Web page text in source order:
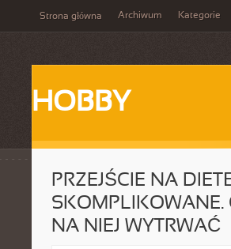
Strona główna Archiwum Kategorie
HOBBY
PRZEJŚCIE NA
SKOMPLIKOWANE.
NA NIEJ WYTRWAĆ